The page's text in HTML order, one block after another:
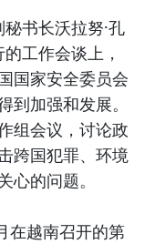
书长沃拉努·孔
工作会谈上，
国家安全委员会
到加强和发展。
组会议，讨论政
跨国犯罪、环境
的问题。
在越南召开的第